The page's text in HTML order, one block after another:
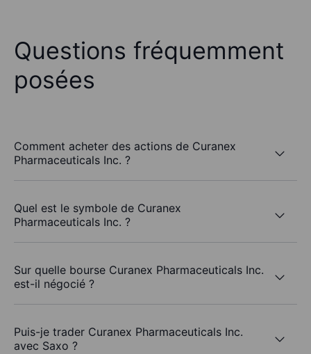
Questions fréquemment
posées
Comment acheter des actions de Curanex
Pharmaceuticals Inc. ?
Quel est le symbole de Curanex
Pharmaceuticals Inc. ?
Sur quelle bourse Curanex Pharmaceuticals Inc.
est-il négocié ?
Puis-je trader Curanex Pharmaceuticals Inc.
avec Saxo ?